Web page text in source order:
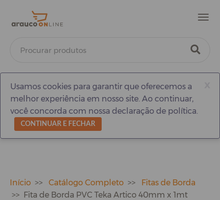
Usamos cookies para garantir que oferecemos a
melhor experiência em nosso site. Ao continuar,
você concorda com nossa declaração de política.
CONTINUAR E FECHAR
Início Catálogo Completo
Fitas de Borda
Fita de Borda PVC Teka Artico 40mm x 1mt